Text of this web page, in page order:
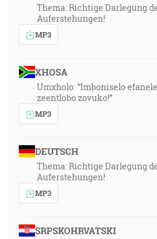
Thema: Richtige Darlegung
Auferstehungen!
MP3
XHOSA
Umxholo: “Imboniselo
zeentlobo zovuko!”
MP3
DEUTSCH
Thema: Richtige Darlegung
Auferstehungen!
MP3
SRPSKOHRVATSKI